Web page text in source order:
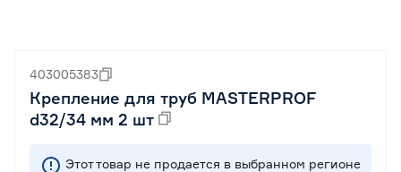
403005383
Крепление для труб MASTERPROF
d32/34 мм 2 шт
Этот товар не продается в выбранном регионе